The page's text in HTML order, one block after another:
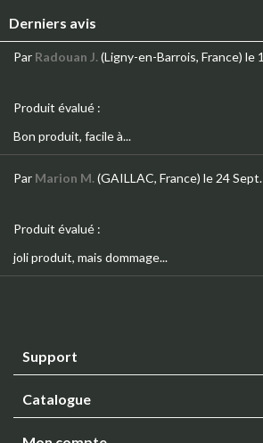
Derniers avis
Par Radouan J.(Ligny-en-Barrois, France) le
Produit évalué :
Bon produit, facile à...
Par Marion M.(GAILLAC, France) le 24
Produit évalué :
joli produit, mais dommage...
Support
Catalogue